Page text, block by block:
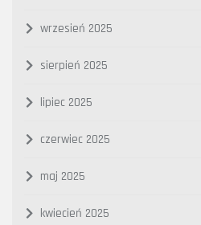
wrzesień 2025
sierpień 2025
lipiec 2025
czerwiec 2025
maj 2025
kwiecień 2025